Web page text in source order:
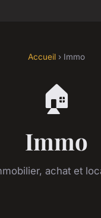
Accueil › Immo
🏠
Immo
achat et